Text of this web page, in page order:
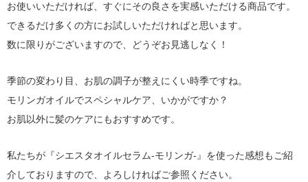
お使いいただければ、すぐにその良さを実感いただける商品です。
できるだけ多くの方にお試しいただければと思います。
数に限りがございますので、どうぞお見逃しなく！
季節の変わり目、お肌の調子が整えにくい時季ですね。
モリンガオイルでスペシャルケア、いかがですか？
お肌以外に髪のケアにもおすすめです。
私たちが『シエスタオイルセラム-モリンガ-』を使った感想もご紹
介しておりますので、よろしければご参照ください。